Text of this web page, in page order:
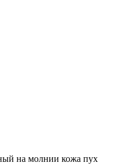
на молнии кожа пух